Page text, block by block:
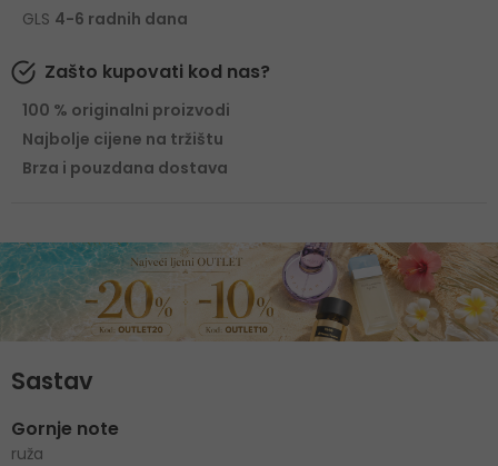
GLS 4-6 radnih dana
Zašto kupovati kod nas?
100 % originalni proizvodi
Najbolje cijene na tržištu
Brza i pouzdana dostava
Sastav
Gornje note
ruža